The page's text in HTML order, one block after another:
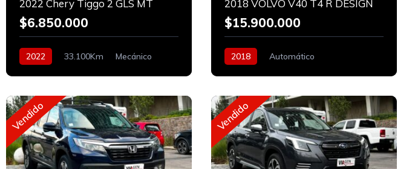
2022 Chery Tiggo 2 GLS MT
$6.850.000
2022 33.100Km
Mecánico
2018 VOLVO V40 T4 R DESIGN
$15.900.000
2018 Automático
Vendido Vendido